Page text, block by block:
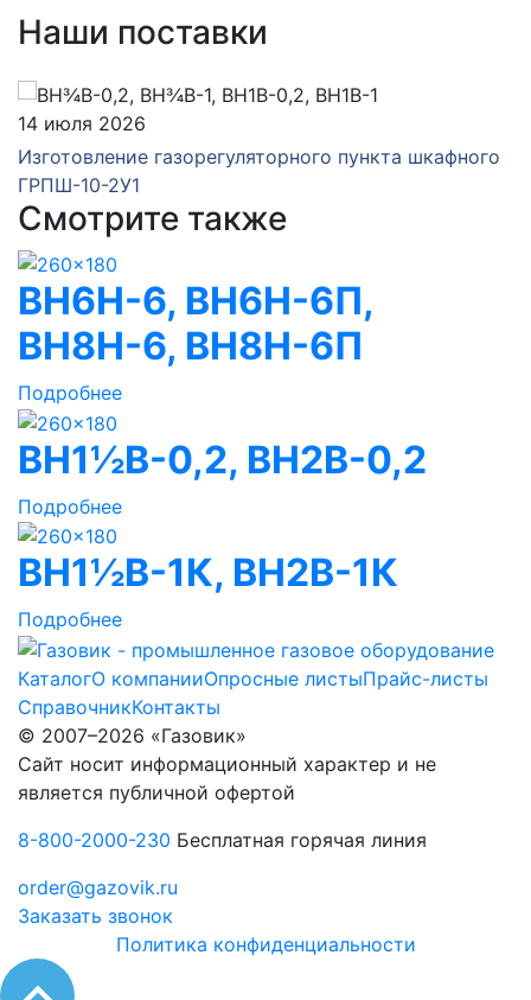
Наши поставки
14 июля 2026
Изготовление газорегуляторного пункта шкафного
ГРПШ-10-2У1
Смотрите также
ВН6Н-6, ВН6Н-6П,
ВН8Н-6, ВН8H-6П
Подробнее
ВН1½В-0,2, ВН2В-0,2
Подробнее
ВН1½В-1К, ВН2В-1К
Подробнее
КаталогО компанииОпросные листыПрайс-листы
СправочникКонтакты
© 2007–2026 «Газовик»
Сайт носит информационный характер и не
является публичной офертой
8-800-2000-230 Бесплатная горячая линия
order@gazovik.ru
Заказать звонок
Политика конфиденциальности